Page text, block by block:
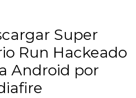
Super
Run Hackeado
Android por